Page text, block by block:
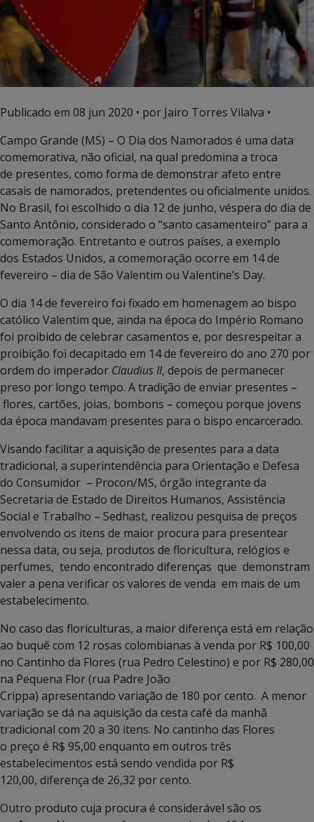
Publicado em 08 jun 2020 • por Jairo Torres Vilalva •
Campo Grande (MS) – O Dia dos Namorados é uma data
comemorativa, não oficial, na qual predomina a troca
de presentes, como forma de demonstrar afeto entre
casais de namorados, pretendentes ou oficialmente unidos.
No Brasil, foi escolhido o dia 12 de junho, véspera do dia de
Santo Antônio, considerado o “santo casamenteiro” para a
comemoração. Entretanto e outros países, a exemplo
dos Estados Unidos, a comemoração ocorre em 14 de
fevereiro – dia de São Valentim ou Valentine’s Day.
O dia 14 de fevereiro foi fixado em homenagem ao bispo
católico Valentim que, ainda na época do Império Romano
foi proibido de celebrar casamentos e, por desrespeitar a
proibição foi decapitado em 14 de fevereiro do ano 270 por
ordem do imperador Claudius II, depois de permanecer
preso por longo tempo. A tradição de enviar presentes –
flores, cartões, joias, bombons – começou porque jovens
da época mandavam presentes para o bispo encarcerado.
Visando facilitar a aquisição de presentes para a data
tradicional, a superintendência para Orientação e Defesa
do Consumidor – Procon/MS, órgão integrante da
Secretaria de Estado de Direitos Humanos, Assistência
Social e Trabalho – Sedhast, realizou pesquisa de preços
envolvendo os itens de maior procura para presentear
nessa data, ou seja, produtos de floricultura, relógios e
perfumes, tendo encontrado diferenças que demonstram
valer a pena verificar os valores de venda em mais de um
estabelecimento.
No caso das floriculturas, a maior diferença está em relação
ao buquê com 12 rosas colombianas à venda por R$ 100,00
no Cantinho da Flores (rua Pedro Celestino) e por R$ 280,00
na Pequena Flor (rua Padre João
Crippa) apresentando variação de 180 por cento. A menor
variação se dá na aquisição da cesta café da manhã
tradicional com 20 a 30 itens. No cantinho das Flores
o preço é R$ 95,00 enquanto em outros três
estabelecimentos está sendo vendida por R$
120,00, diferença de 26,32 por cento.
Outro produto cuja procura é considerável são os